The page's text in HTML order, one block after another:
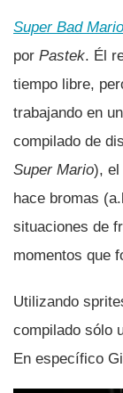
Super Bad Mario
por Pastek. Él
tiempo libre,
trabajando en
compilado de
Super Mario), el
hace bromas
situaciones de
momentos que
Utilizando
compilado sólo
En especí­fico